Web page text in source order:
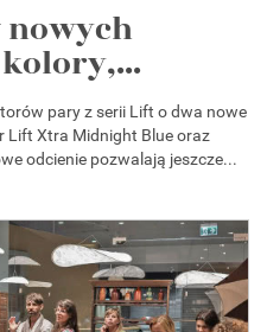
kolory,...
pary z serii Lift o dwa nowe
Lift Xtra Midnight Blue oraz
odcienie pozwalają jeszcze...